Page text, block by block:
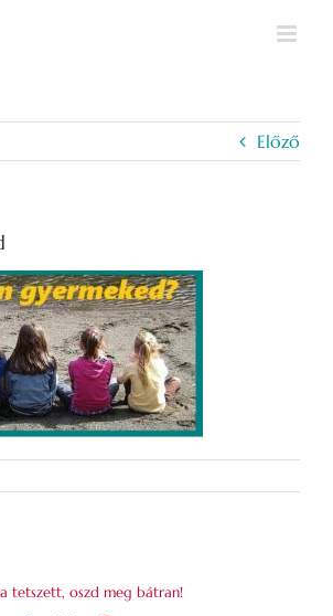
Előző
tetszett, oszd meg bátran!